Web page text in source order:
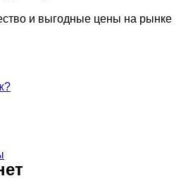
и выгодные цены на рынке